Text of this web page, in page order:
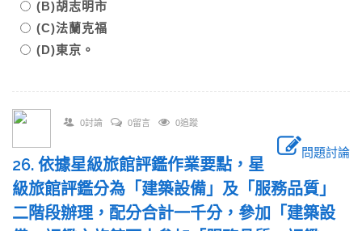
(B)胡志明市
(C)法蘭克福
(D)東京。
0討論 0留言 0追蹤
問題討論
26. 依據星級旅館評鑑作業要點，星
級旅館評鑑分為「建築設備」及「服務品質」
二階段辦理，配分合計一千分，參加「建築設